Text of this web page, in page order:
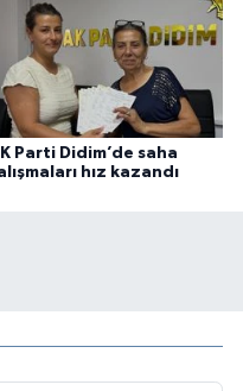
Parti Didim’de saha
hız kazandı